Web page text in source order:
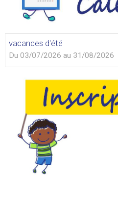
vacances d'été
Du 03/07/2026 au 31/08/2026